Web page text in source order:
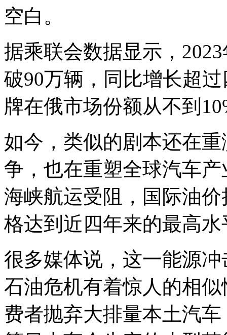
空白。
据乘联会数据显示，
破90万辆，同比增长超
牌在俄市场份额从不到
如今，类似的剧本还在
争，也在重塑全球汽车
海峡航运受阻，国际油
格达到近四年来的最高水
很多媒体说，这一能源
石油危机有着惊人的相
费者抛弃大排量本土汽